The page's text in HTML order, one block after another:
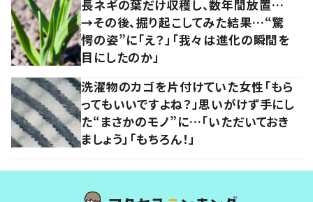
長ネギの葉だけ収穫し、数年間放置…
→その後、掘り起こしてみた結果…“驚
愕の姿”に「え？」「我々は進化の瞬間を
目にしたのか」
洗濯物のカゴを片付けていた女性「もら
ってもいいですよね？」思いがけず手にし
た“まさかのモノ”に…「いただいておき
ましょう」「もちろん！」